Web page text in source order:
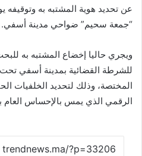
عن تحديد هوية المشتبه به وتوقيفه
“جمعة سحيم” ضواحي مدينة أسفي.
ويجري حاليا إخضاع المشتبه به
للشرطة القضائية بمدينة أسفي تحت
المختصة، وذلك لتحديد الخلفيات
الرقمي الذي يمس بالإحساس العام